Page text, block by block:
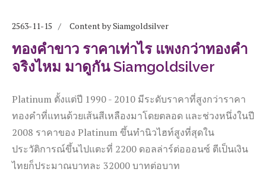
2563-11-15 Content by Siamgoldsilver
ทองคำขาว ราคาเท่าไร แพงกว่าทองคำ
จริงไหม มาดูกัน Siamgoldsilver
Platinum ตั้งแต่ปี 1990 - 2010 มีระดับราคาที่สูงกว่าราคา
ทองคำที่แทนด้วยเส้นสีเหลืองมาโดยตลอด และช่วงหนึ่งในปี
2008 ราคาของ Platinum ขึ้นทำนิวไฮท์สูงที่สุดใน
ประวัติการณ์ขึ้นไปแตะที่ 2200 ดอลล่าร์ต่อออนซ์ ตีเป็นเงิน
ไทยก็ประมาณบาทละ 32000 บาทต่อบาท